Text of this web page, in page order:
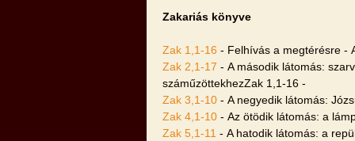
Zakariás könyve
Zak 1,1-16 - Felhívás a megtérésre -
Zak 2,1-17 - A második látomás:
száműzöttekhezZak 1,1-16 -
Zak 3,1-10 - A negyedik látomás:
Zak 4,1-10 - Az ötödik látomás: a
Zak 5,1-11 - A hatodik látomás: a